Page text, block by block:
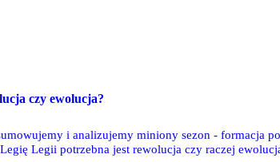
czy ewolucja?
i analizujemy miniony sezon - formacja
Legii potrzebna jest rewolucja czy raczej